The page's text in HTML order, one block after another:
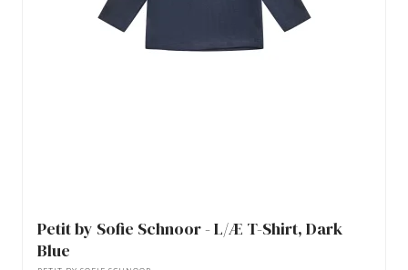
Petit by Sofie Schnoor - L/Æ T-Shirt, Dark
Blue